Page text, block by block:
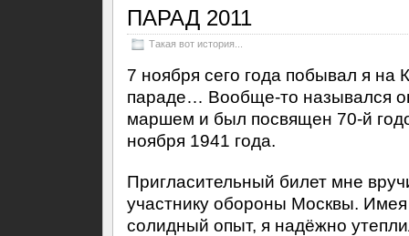
ПАРАД 2011
Такая вот история...
7 ноября сего года побывал я на
параде… Вообще-то назывался
маршем и был посвящен 70-й
ноября 1941 года.
Пригласительный билет мне
участнику обороны Москвы. Имея
солидный опыт, я надёжно